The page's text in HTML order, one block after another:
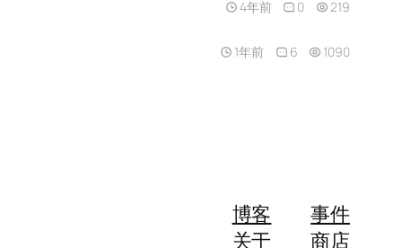
4年前 0 219
1年前 6 1090
博客
关于
事件
商店